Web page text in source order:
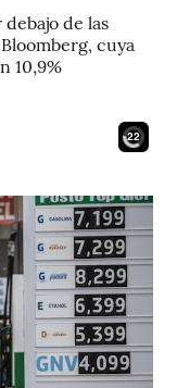
de las
cuya
10,9%
20